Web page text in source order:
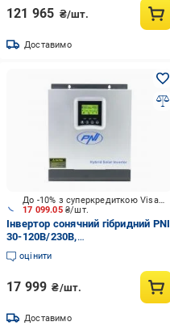
121 965 ₴/шт.
Доставимо
17 099.05 ₴/шт.
До -10% з суперкредиткою Visa Вигода
Інвертор сонячний гібридний PNI
30-120В/230В,
вихідн.потужність 3000 Вт 24V
(PNI-SC1800PRO )
оцінити
17 999 ₴/шт.
Доставимо